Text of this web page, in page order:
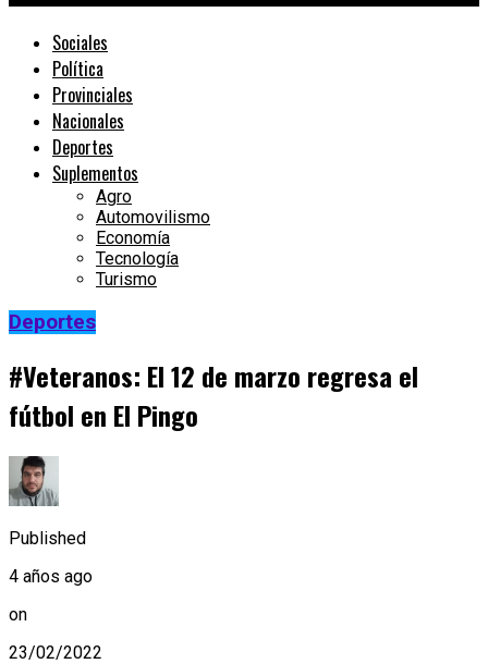
Sociales
Política
Provinciales
Nacionales
Deportes
Suplementos
Agro
Automovilismo
Economía
Tecnología
Turismo
Deportes
#Veteranos: El 12 de marzo regresa el
fútbol en El Pingo
Published
4 años ago
on
23/02/2022